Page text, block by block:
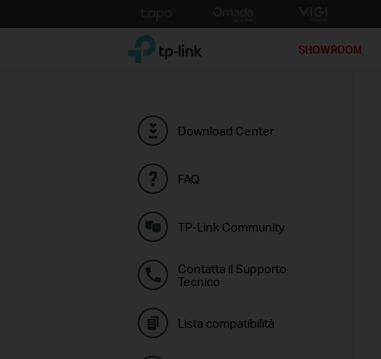
to
TP-Link, Reliably Smart SHOWROOM
Download Center
FAQ
TP-Link Community
Contatta il Supporto
Tecnico
Lista compatibilità